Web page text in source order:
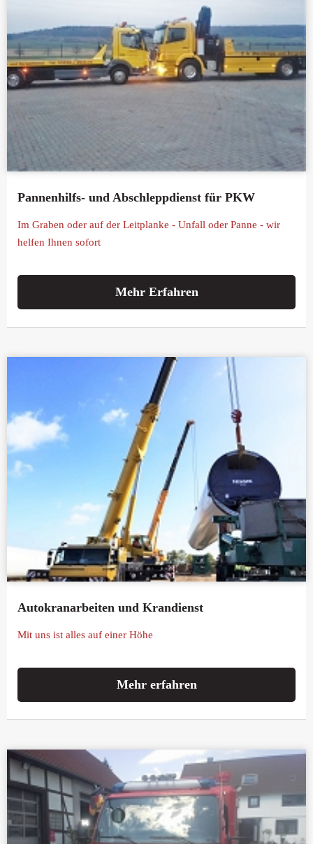
Pannenhilfs- und Abschleppdienst für PKW
Im Graben oder auf der Leitplanke - Unfall oder Panne - wir
helfen Ihnen sofort
Mehr Erfahren
Autokranarbeiten und Krandienst
Mit uns ist alles auf einer Höhe
Mehr erfahren